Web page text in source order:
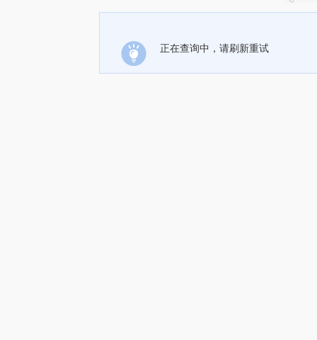
正在查询中，请刷新重试